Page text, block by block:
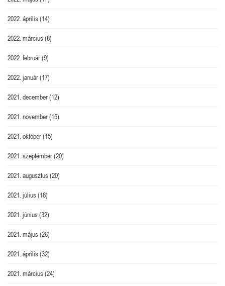
2022. április(14)
2022. március(8)
2022. február(9)
2022. január(17)
2021. december(12)
2021. november(15)
2021. október(15)
2021. szeptember(20)
2021. augusztus(20)
2021. július(18)
2021. június(32)
2021. május(26)
2021. április(32)
2021. március(24)